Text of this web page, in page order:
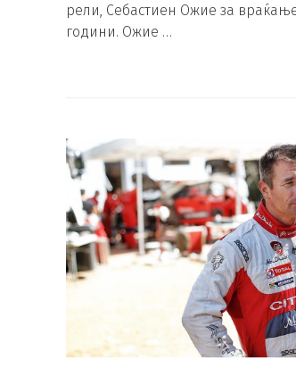
рели, Себастиен Ожие за
години. Ожие …